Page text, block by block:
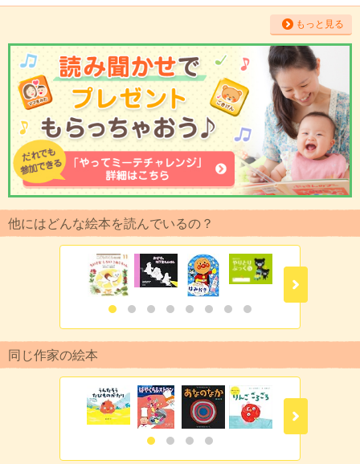
もっと見る
他にはどんな絵本を読んでいるの？
同じ作家の絵本